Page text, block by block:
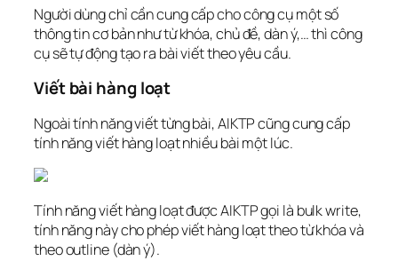
Người dùng chỉ cần cung cấp cho công cụ một số
thông tin cơ bản như từ khóa, chủ đề, dàn ý,… thì công
cụ sẽ tự động tạo ra bài viết theo yêu cầu.
Viết bài hàng loạt
Ngoài tính năng viết từng bài, AIKTP cũng cung cấp
tính năng viết hàng loạt nhiều bài một lúc.
Tính năng viết hàng loạt được AIKTP gọi là bulk write,
tính năng này cho phép viết hàng loạt theo từ khóa và
theo outline (dàn ý).